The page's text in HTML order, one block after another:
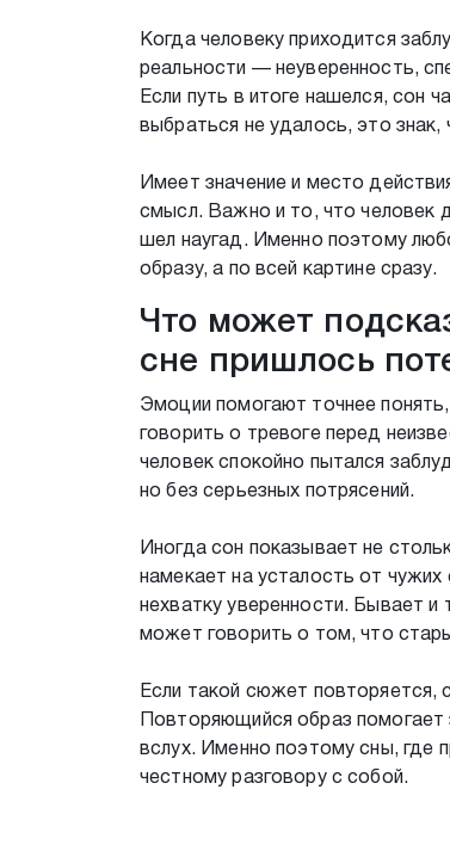
Когда человеку приходится
реальности — неуверенность,
Если путь в итоге нашелся, сон
выбраться не удалось, это
Имеет значение и место
смысл. Важно и то, что человек
шел наугад. Именно поэтому
образу, а по всей картине сразу.
Что может
сне пришлось
Эмоции помогают точнее
говорить о тревоге перед
человек спокойно пытался
но без серьезных потрясений.
Иногда сон показывает не
намекает на усталость от
нехватку уверенности. Бывает и
может говорить о том, что
Если такой сюжет повторяется,
Повторяющийся образ помогает
вслух. Именно поэтому сны, где
честному разговору с собой.